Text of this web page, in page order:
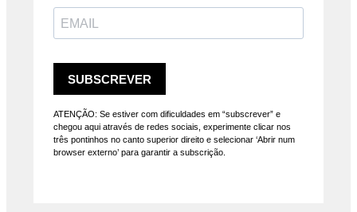
SUBSCREVER
ATENÇÃO: Se estiver com dificuldades em “subscrever” e
chegou aqui através de redes sociais, experimente clicar nos
três pontinhos no canto superior direito e selecionar ‘Abrir num
browser externo’ para garantir a subscrição.